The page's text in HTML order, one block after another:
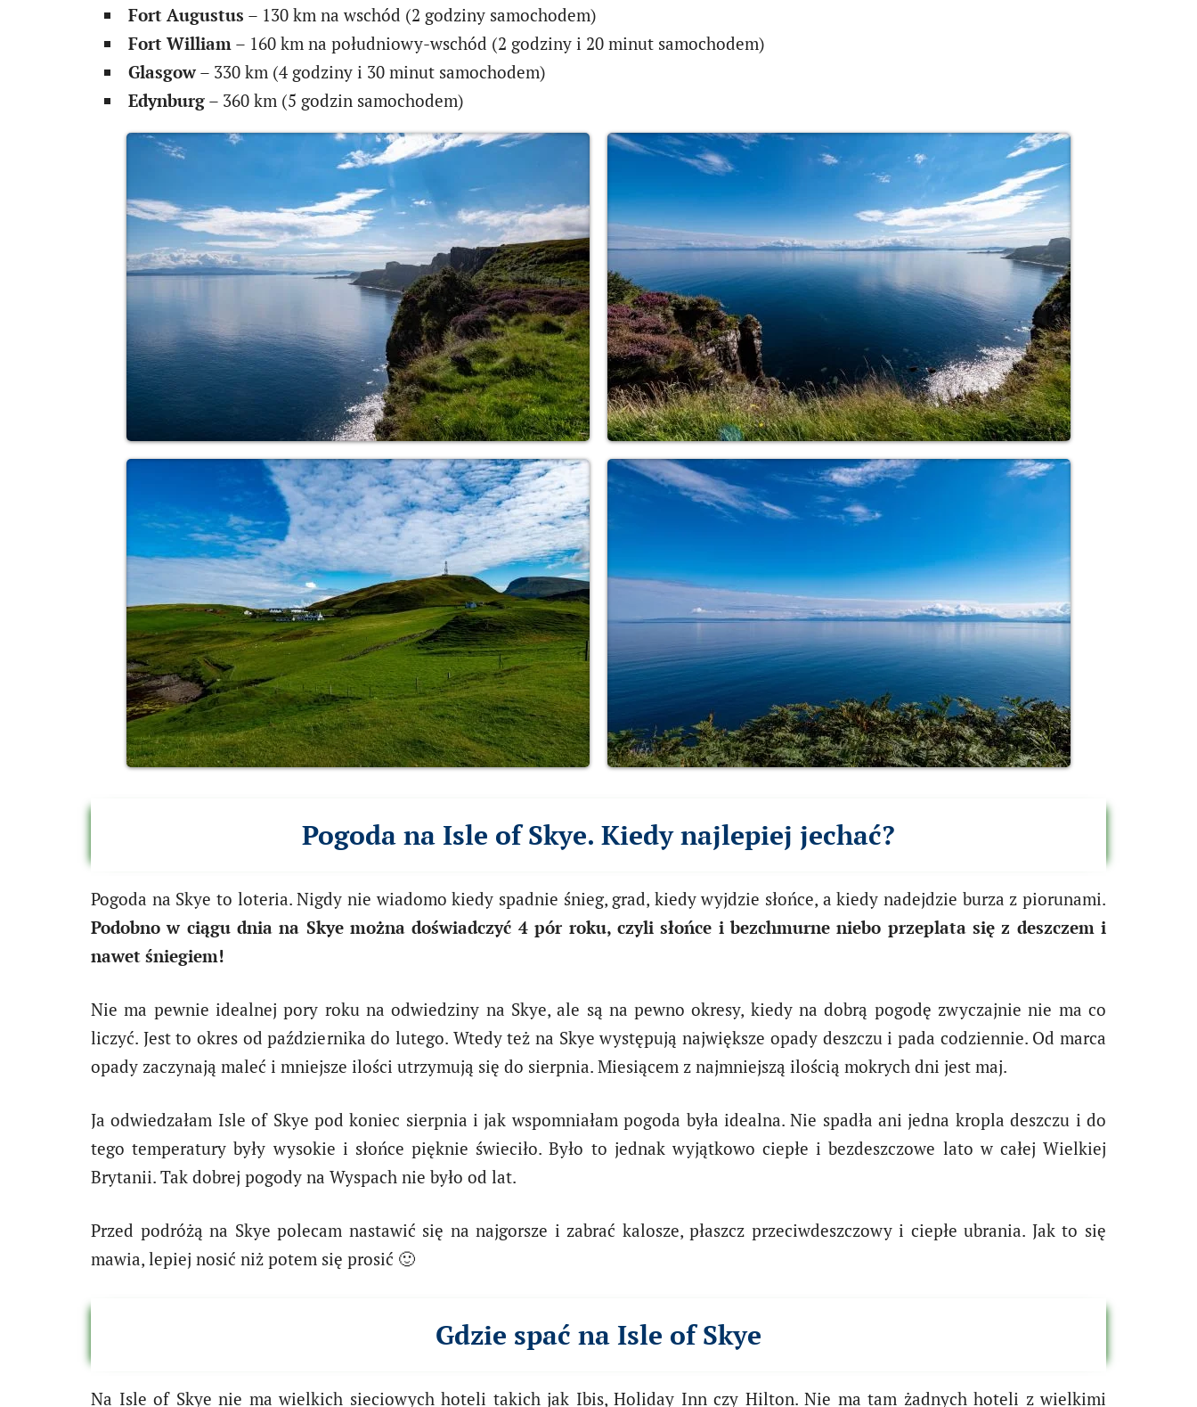
Fort Augustus – 130 km na wschód (2 godziny samochodem)
Fort William – 160 km na południowy-wschód (2 godziny i 20 minut samochodem)
Glasgow – 330 km (4 godziny i 30 minut samochodem)
Edynburg – 360 km (5 godzin samochodem)
Pogoda na Isle of Skye. Kiedy najlepiej jechać?
Pogoda na Skye to loteria. Nigdy nie wiadomo kiedy spadnie śnieg, grad, kiedy wyjdzie słońce, a kiedy nadejdzie burza z piorunami.
Podobno w ciągu dnia na Skye można doświadczyć 4 pór roku, czyli słońce i bezchmurne niebo przeplata się z deszczem i
nawet śniegiem!
Nie ma pewnie idealnej pory roku na odwiedziny na Skye, ale są na pewno okresy, kiedy na dobrą pogodę zwyczajnie nie ma co
liczyć. Jest to okres od października do lutego. Wtedy też na Skye występują największe opady deszczu i pada codziennie. Od marca
opady zaczynają maleć i mniejsze ilości utrzymują się do sierpnia. Miesiącem z najmniejszą ilością mokrych dni jest maj.
Ja odwiedzałam Isle of Skye pod koniec sierpnia i jak wspomniałam pogoda była idealna. Nie spadła ani jedna kropla deszczu i do
tego temperatury były wysokie i słońce pięknie świeciło. Było to jednak wyjątkowo ciepłe i bezdeszczowe lato w całej Wielkiej
Brytanii. Tak dobrej pogody na Wyspach nie było od lat.
Przed podróżą na Skye polecam nastawić się na najgorsze i zabrać kalosze, płaszcz przeciwdeszczowy i ciepłe ubrania. Jak to się
mawia, lepiej nosić niż potem się prosić 🙂
Gdzie spać na Isle of Skye
Na Isle of Skye nie ma wielkich sieciowych hoteli takich jak Ibis, Holiday Inn czy Hilton. Nie ma tam żadnych hoteli z wielkimi